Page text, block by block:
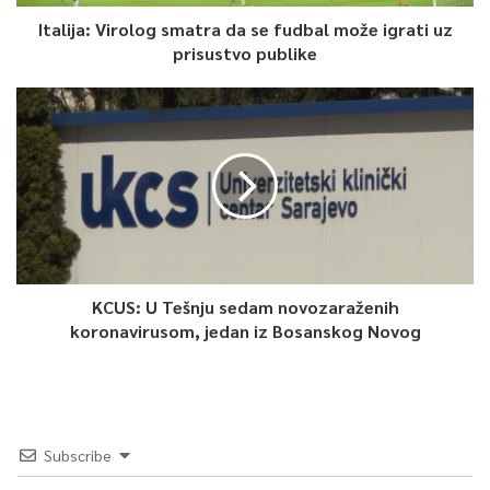
Italija: Virolog smatra da se fudbal može igrati uz
prisustvo publike
KCUS: U Tešnju sedam novozaraženih
koronavirusom, jedan iz Bosanskog Novog
Subscribe